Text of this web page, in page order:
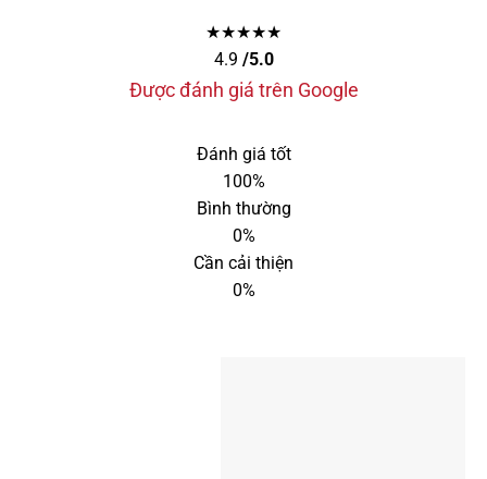
★★★★★
4.9 /5.0
Được đánh giá trên Google
Đánh giá tốt
100%
Bình thường
0%
Cần cải thiện
0%